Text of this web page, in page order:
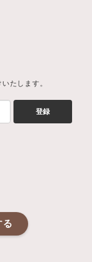
たします。
登録
る